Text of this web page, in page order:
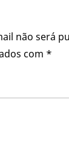
não será
com *